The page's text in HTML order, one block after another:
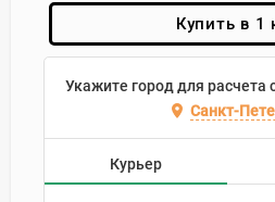
Купить в 1
Укажите город для расчета
Санкт-
Курьер